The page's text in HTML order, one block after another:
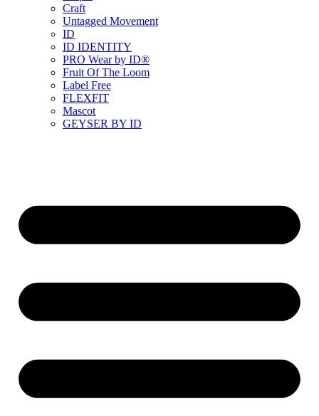
Craft
Untagged Movement
ID
ID IDENTITY
PRO Wear by ID®
Fruit Of The Loom
Label Free
FLEXFIT
Mascot
GEYSER BY ID